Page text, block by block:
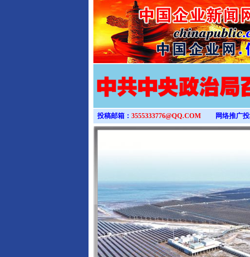
投稿邮箱： 3555333776@QQ.COM 网络推广
完善运行机制助力责任有效落实
东山县通报“牛蛙产品抗生素超标问题”